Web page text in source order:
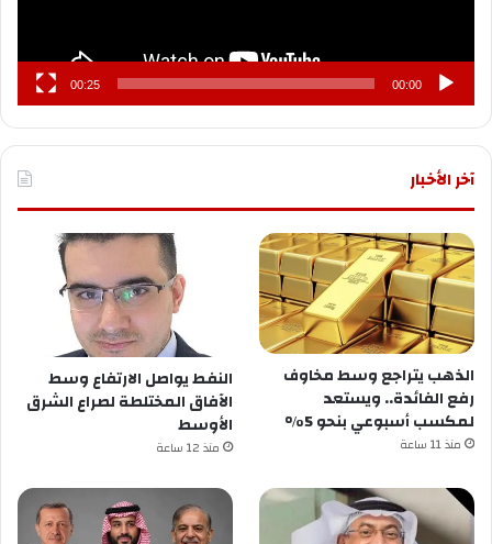
00:00
00:25
آخر الأخبار
الذهب يتراجع وسط مخاوف
رفع الفائدة.. ويستعد
لمكسب أسبوعي بنحو 5%
منذ 11 ساعة
النفط يواصل الارتفاع وسط
الآفاق المختلطة لصراع الشرق
الأوسط
منذ 12 ساعة